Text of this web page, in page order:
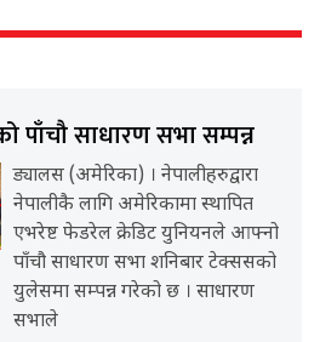
पाँचौ साधारण सभा सम्पन्न
ड्यालस (अमेरिका) । नेपालीहरुद्वारा
नेपालीकै लागि अमेरिकामा स्थापित
एभरेष्ट फेडरेल क्रेडिट युनियनले आफ्नो
पाँचौ साधारण सभा शनिबार टेक्ससको
युलेसमा सम्पन्न गरेको छ । साधारण
सभाले